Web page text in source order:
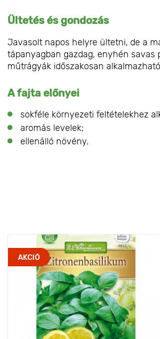
Ültetés és gondozás
Javasolt napos helyre ültetni, de a
tápanyagban gazdag, enyhén
műtrágyák időszakosan
A fajta előnyei
sokféle környezeti feltételekhez
aromás levelek;
ellenálló növény.
AKCIÓ